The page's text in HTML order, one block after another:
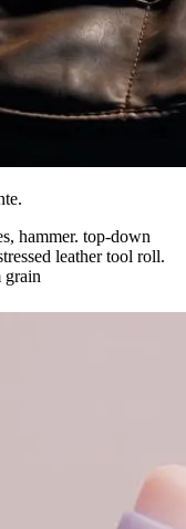
hammer. top-down
leather tool roll.
grain